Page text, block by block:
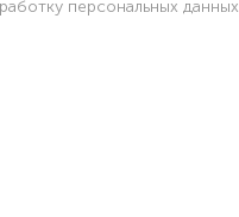
персональных данных